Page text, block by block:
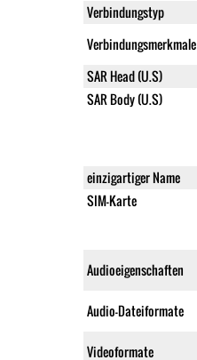
Verbindungstyp
Verbindungsmerkmale
SAR Head (U.S)
SAR Body (U.S)
einzigartiger Name
SIM-Karte
Audioeigenschaften
Audio-Dateiformate
Videoformate